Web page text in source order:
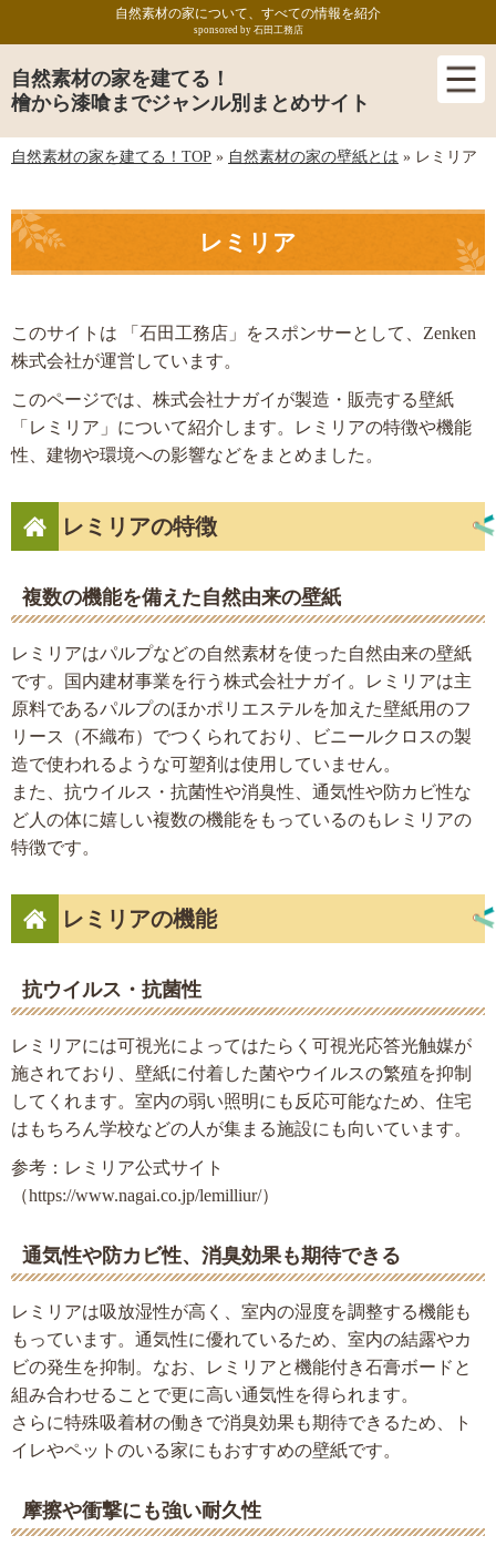
自然素材の家を建てる！
檜から漆喰までジャンル別まとめサイト
自然素材の家について、すべての情報を紹介
sponsored by 石田工務店
自然素材の家を建てる！TOP » 自然素材の家の壁紙とは » レミリア
レミリア
このサイトは 「石田工務店」をスポンサーとして、Zenken
株式会社が運営しています。
このページでは、株式会社ナガイが製造・販売する壁紙
「レミリア」について紹介します。レミリアの特徴や機能
性、建物や環境への影響などをまとめました。
レミリアの特徴
複数の機能を備えた自然由来の壁紙
レミリアはパルプなどの自然素材を使った自然由来の壁紙
です。国内建材事業を行う株式会社ナガイ。レミリアは主
原料であるパルプのほかポリエステルを加えた壁紙用のフ
リース（不織布）でつくられており、ビニールクロスの製
造で使われるような可塑剤は使用していません。
また、抗ウイルス・抗菌性や消臭性、通気性や防カビ性な
ど人の体に嬉しい複数の機能をもっているのもレミリアの
特徴です。
レミリアの機能
抗ウイルス・抗菌性
レミリアには可視光によってはたらく可視光応答光触媒が
施されており、壁紙に付着した菌やウイルスの繁殖を抑制
してくれます。室内の弱い照明にも反応可能なため、住宅
はもちろん学校などの人が集まる施設にも向いています。
参考：レミリア公式サイト
（https://www.nagai.co.jp/lemilliur/）
通気性や防カビ性、消臭効果も期待できる
レミリアは吸放湿性が高く、室内の湿度を調整する機能も
もっています。通気性に優れているため、室内の結露やカ
ビの発生を抑制。なお、レミリアと機能付き石膏ボードと
組み合わせることで更に高い通気性を得られます。
さらに特殊吸着材の働きで消臭効果も期待できるため、ト
イレやペットのいる家にもおすすめの壁紙です。
摩擦や衝撃にも強い耐久性